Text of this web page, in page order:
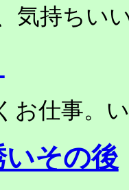
気持ちい
お仕事。
その後